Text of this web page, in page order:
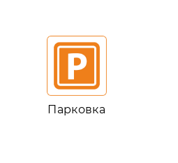
Парковка